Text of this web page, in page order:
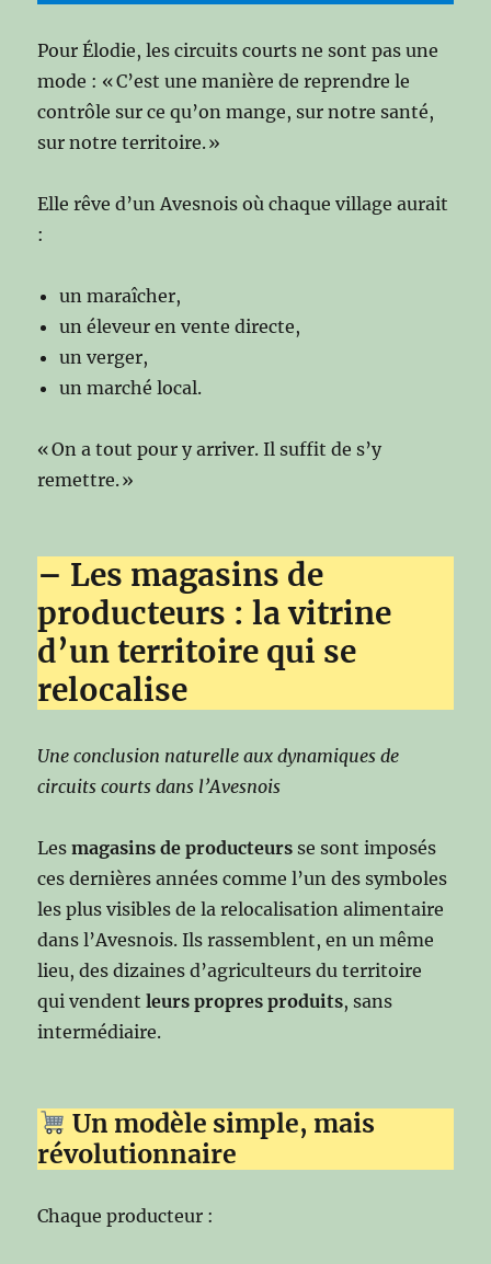
Pour Élodie, les circuits courts ne sont pas une
mode : « C’est une manière de reprendre le
contrôle sur ce qu’on mange, sur notre santé,
sur notre territoire. »
Elle rêve d’un Avesnois où chaque village aurait
:
un maraîcher,
un éleveur en vente directe,
un verger,
un marché local.
« On a tout pour y arriver. Il suffit de s’y
remettre. »
– Les magasins de
producteurs : la vitrine
d’un territoire qui se
relocalise
Une conclusion naturelle aux dynamiques de
circuits courts dans l’Avesnois
Lesmagasins de producteurs se sont imposés
ces dernières années comme l’un des symboles
les plus visibles de la relocalisation alimentaire
dans l’Avesnois. Ils rassemblent, en un même
lieu, des dizaines d’agriculteurs du territoire
qui vendentleurs propres produits, sans
intermédiaire.
Un modèle simple, mais
révolutionnaire
Chaque producteur :